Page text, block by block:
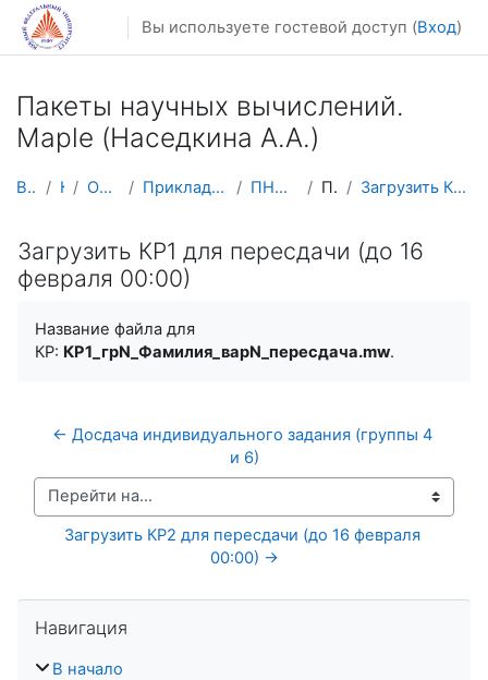
Перейти к основному содержанию
Вы используете гостевой доступ (Вход)
Пакеты научных вычислений.
Maple (Наседкина А.А.)
В начало Курсы Осенний семестр Прикладная математика и информатика ПНВ-Maple (осень 2025) Пересдача Загрузить КР1 для пересдачи (до 16 февраля 00:00)
Загрузить КР1 для пересдачи (до 16
февраля 00:00)
Название файла для
КР: КР1_грN_Фамилия_варN_пересдача.mw.
← Досдача индивидуального задания (группы 4
и 6)
Перейти на...
Загрузить КР2 для пересдачи (до 16 февраля
00:00) →
Навигация
В начало